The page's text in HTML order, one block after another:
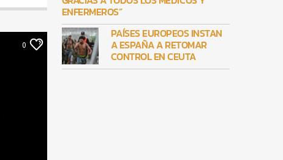
0
ENFERMEROS”
PAÍSES EUROPEOS INSTAN
A ESPAÑA A RETOMAR
CONTROL EN CEUTA